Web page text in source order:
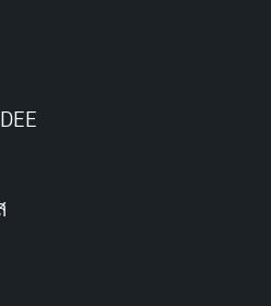
บรักกับภรรยา เขาก็เริ่มมีความ
กลับไปหาเธอ ในซีซั่น 2 เขา
ให้เขากลับมาเป็น “Gabimaru
าที่ไร้อารมณ์และฆ่าคนได้
ครในส่วนนี้น่าสนใจมาก
รัก